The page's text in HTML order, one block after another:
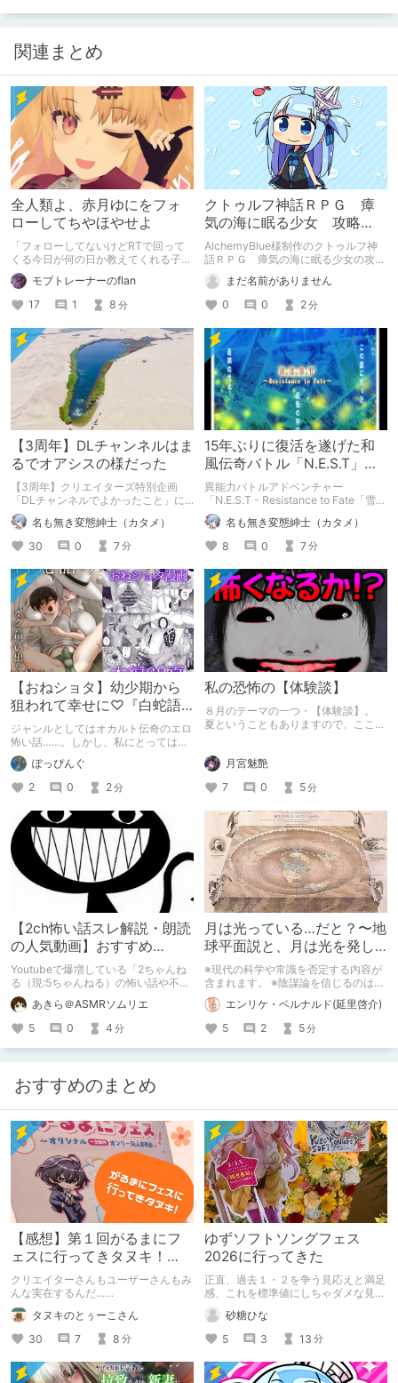
関連まとめ
全人類よ、赤月ゆにをフォ
ローしてちやほやせよ
「フォローしてないけどRTで回って
くる今日が何の日か教えてくれる子」
じゃねえんだよフォローしろ
モブトレーナーのflan
17
1 8 分
クトゥルフ神話ＲＰＧ 瘴
気の海に眠る少女 攻略
法 隠しボス討伐編
AlchemyBlue様制作のクトゥルフ神
話ＲＰＧ 瘴気の海に眠る少女の攻略
まだ名前がありません
0
0 2分
【3周年】DLチャンネルはま
るでオアシスの様だった
【3周年】クリエイターズ特別企画
「DLチャンネルでよかったこと」に
参加します。 かなり自分語り入りま
す。 ご容赦下さる方はご覧くださ
い。
名も無き変態紳士（カタメ）
30
0 7分
15年ぶりに復活を遂げた和
風伝奇バトル「N.E.S.T」シ
リーズの最新作
異能力バトルアドベンチャー
「N.E.S.T - Resistance to Fate「雪の
民篇」」のクリア後レビューです。 ※
ネタバレの可能性があります。ご注意
ください
名も無き変態紳士（カタメ）
8
0 7分
【おねショタ】幼少期から
狙われて幸せに♡『白蛇語
り～ボクの思い出のお姉さ
ん～』せめのや
ジャンルとしてはオカルト伝奇のエロ
怖い話……。しかし、私にとっては幸
せなエロ物語としか思えません(*'▽')
同人エロ漫画『白蛇語り～ボクの思い
出のお姉さん～』せめのや
ぽっぴんぐ
2
0 2分
私の恐怖の【体験談】
８月のテーマの一つ・【体験談】。
夏ということもありますので、ここは
ッ……！としていただければ……。
月宮魅艶
7
0 5分
【2ch怖い話スレ解説・朗読
の人気動画】おすすめ
Youtubeチャンネルまとめ
Youtubeで爆増している「2ちゃんね
る（現:5ちゃんねる）の怖い話や不思
議な話スレの解説・朗読動画」を公開
しているチャンネルの中からおすすめ
のものをまとめました。（洒落怖・意
味怖・人怖・山怖・海怖・実怖など）
あきら＠ASMRソムリエ
5
0 4 分
月は光っている…だと？〜地
球平面説と、月は光を発し
ているという説
※現代の科学や常識を否定する内容が
含まれます。 ※陰謀論を信じるのは個
人の自由ですが、それを他人に押し付
けないようにしましょう。 2024.8.6:
リンク切れ一点削除
エンリケ・ベルナルド(延里啓介)
5
2 5分
おすすめのまとめ
【感想】第１回がるまにフ
ェスに行ってきタヌキ！
【レポ】
クリエイターさんもユーザーさんもみ
んな実在するんだ……
タヌキのとぅーこさん
30
7 8 分
ゆずソフトソングフェス
2026に行ってきた
正直、過去１・２を争う見応えと満足
感、これを標準値にしちゃダメな見本
かも
砂糖ひな
5
3 13 分